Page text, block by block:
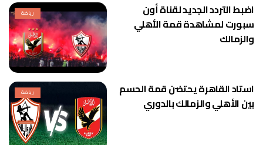
رياضة
اضبط التردد الجديد لقناة أون
سبورت لمشاهدة قمة الأهلي
والزمالك
رياضة
استاد القاهرة يحتضن قمة الحسم
بين الأهلي والزمالك بالدوري